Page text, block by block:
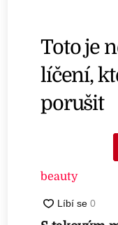
Toto je
líčení,
porušit
beauty